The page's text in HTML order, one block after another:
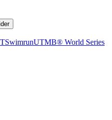
SwimrunUTMB® World Series